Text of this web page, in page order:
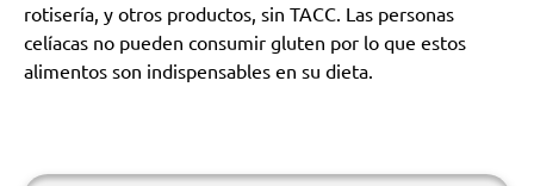
rotisería, y otros productos, sin TACC. Las personas
celíacas no pueden consumir gluten por lo que estos
alimentos son indispensables en su dieta.